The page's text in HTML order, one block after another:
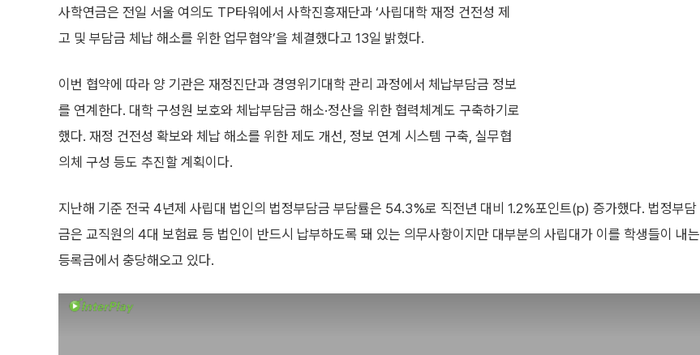
사학연금은 전일 서울 여의도 TP타워에서 사학진흥재단과 ‘사립대학 재정 건전성 제
고 및 부담금 체납 해소를 위한 업무협약’을 체결했다고 13일 밝혔다.
이번 협약에 따라 양 기관은 재정진단과 경영위기대학 관리 과정에서 체납부담금 정보
를 연계한다. 대학 구성원 보호와 체납부담금 해소·정산을 위한 협력체계도 구축하기로
했다. 재정 건전성 확보와 체납 해소를 위한 제도 개선, 정보 연계 시스템 구축, 실무협
의체 구성 등도 추진할 계획이다.
지난해 기준 전국 4년제 사립대 법인의 법정부담금 부담률은 54.3%로 직전년 대비 1.2%포인트(p) 증가했다. 법정부담
금은 교직원의 4대 보험료 등 법인이 반드시 납부하도록 돼 있는 의무사항이지만 대부분의 사립대가 이를 학생들이 내는
등록금에서 충당해오고 있다.